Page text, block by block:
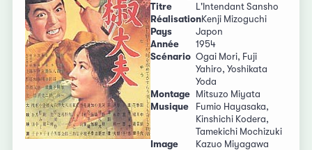
Titre
L'Intendant Sansho
RéalisationKenji Mizoguchi
Pays
Japon
Année
1954
Scénario Ogai Mori, Fuji
Yahiro, Yoshikata
Yoda
Montage
Mitsuzo Miyata
Musique
Fumio Hayasaka,
Kinshichi Kodera,
Tamekichi Mochizuki
Image
Kazuo Miyagawa